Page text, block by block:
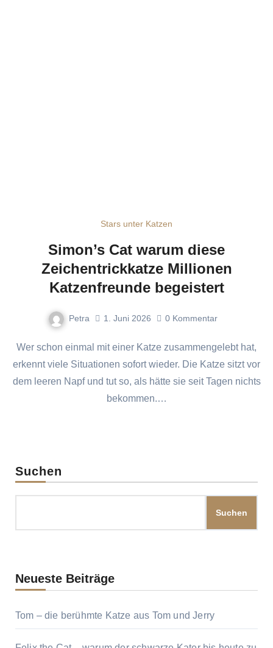
Stars unter Katzen
Simon’s Cat warum diese
Zeichentrickkatze Millionen
Katzenfreunde begeistert
Petra 1. Juni 2026 0 Kommentar
Wer schon einmal mit einer Katze zusammengelebt hat,
erkennt viele Situationen sofort wieder. Die Katze sitzt vor
dem leeren Napf und tut so, als hätte sie seit Tagen nichts
bekommen.…
Suchen
Suchen
Neueste Beiträge
Tom – die berühmte Katze aus Tom und Jerry